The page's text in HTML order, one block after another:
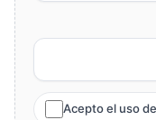
Acepto el uso